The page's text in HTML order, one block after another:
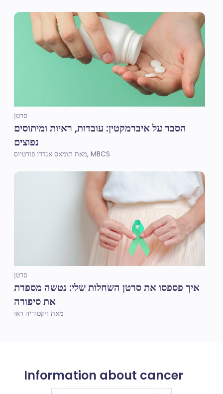
סרטן
הסבר על איברמקטין: עובדות, ראיות ומיתוסים
נפוצים
מאת תומאס אנדרו פורטיוס, MBCS
סרטן
איך פספסו את סרטן השחלות שלי: נטשה מספרת
את סיפורה
מאת ויקטוריה ראו
Information about cancer